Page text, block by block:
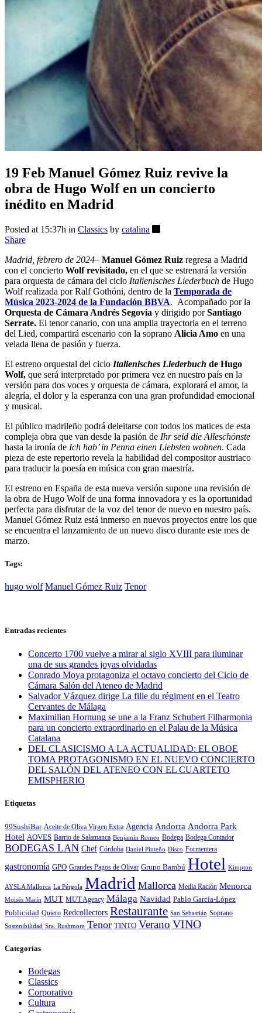
19 Feb Manuel Gómez Ruiz revive la
obra de Hugo Wolf en un concierto
inédito en Madrid
Posted at 15:37h in Classics by catalina
Share
Madrid, febrero de 2024– Manuel Gómez Ruiz regresa a Madrid
con el concierto Wolf revisitado, en el que se estrenará la versión
para orquesta de cámara del ciclo Italienisches Liederbuch de Hugo
Wolf realizada por Ralf Gothóni, dentro de la Temporada de
Música 2023-2024 de la Fundación BBVA. Acompañado por la
Orquesta de Cámara Andrés Segovia y dirigido porSantiago
Serrate. El tenor canario, con una amplia trayectoria en el terreno
del Lied, compartirá escenario con la soprano Alicia Amo en una
velada llena de pasión y fuerza.
El estreno orquestal del ciclo Italienisches Liederbuch de Hugo
Wolf, que será interpretado por primera vez en nuestro país en la
versión para dos voces y orquesta de cámara, explorará el amor, la
alegría, el dolor y la esperanza con una gran profundidad emocional
y musical.
El público madrileño podrá deleitarse con todos los matices de esta
compleja obra que van desde la pasión de Ihr seid die Alleschönste
hasta la ironía de Ich hab’ in Penna einen Liebsten wohnen. Cada
pieza de este repertorio revela la habilidad del compositor austriaco
para traducir la poesía en música con gran maestría.
El estreno en España de esta nueva versión supone una revisión de
la obra de Hugo Wolf de una forma innovadora y es la oportunidad
perfecta para disfrutar de la voz del tenor de nuevo en nuestro país.
Manuel Gómez Ruiz está inmerso en nuevos proyectos entre los que
se encuentra el lanzamiento de un nuevo disco durante este mes de
marzo.
Tags:
hugo wolf Manuel Gómez Ruiz Tenor
Entradas recientes
Concerto 1700 vuelve a mirar al siglo XVIII para iluminar
una de sus grandes joyas olvidadas
Conrado Moya protagoniza el octavo concierto del Ciclo de
Cámara Salón del Ateneo de Madrid
Salvador Vázquez dirige La fille du régiment en el Teatro
Cervantes de Málaga
Maximilian Hornung se une a la Franz Schubert Filharmonia
para un concierto extraordinario en el Palau de la Música
Catalana
DEL CLASICISMO A LA ACTUALIDAD: EL OBOE
TOMA PROTAGONISMO EN EL NUEVO CONCIERTO
DEL SALÓN DEL ATENEO CON EL CUARTETO
EMISPHERIO
Etiquetas
99SushiBar Aceite de Oliva Virgen Extra Agencia Andorra Andorra Park
Hotel AOVES Barrio de Salamanca Benjamín Romeo Bodega Bodega Contador
BODEGAS LAN Chef Córdoba Daniel Pinteño Disco Formentera
gastronomía GPO Grandes Pagos de Olivar Grupo Bambú Hotel Kimpton
AYSLA Mallorca La Pérgola Madrid Mallorca Media Ración Menorca
Moisés Marín MUT MUT Agency Málaga Navidad Pablo García-López
Publicidad Quiero Redcollectors Restaurante San Sebastián Soprano
Sostenibilidad Sra. Rushmore Tenor TINTO Verano VINO
Categorías
Bodegas
Classics
Corporativo
Cultura